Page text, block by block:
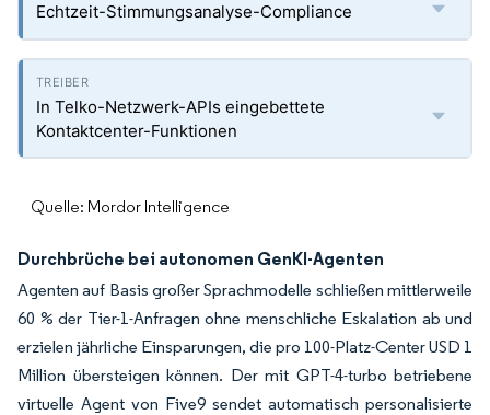
Echtzeit-Stimmungsanalyse-Compliance
In Telko-Netzwerk-APIs eingebettete
Kontaktcenter-Funktionen
Quelle: Mordor Intelligence
Durchbrüche bei autonomen GenKI-Agenten
Agenten auf Basis großer Sprachmodelle schließen mittlerweile
60 % der Tier-1-Anfragen ohne menschliche Eskalation ab und
erzielen jährliche Einsparungen, die pro 100-Platz-Center USD 1
Million übersteigen können. Der mit GPT-4-turbo betriebene
virtuelle Agent von Five9 sendet automatisch personalisierte